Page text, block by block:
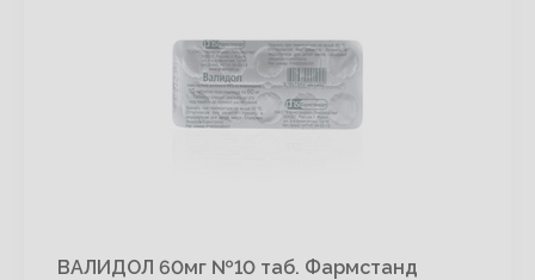
ВАЛИДОЛ 60мг №10 таб. Фармстанд